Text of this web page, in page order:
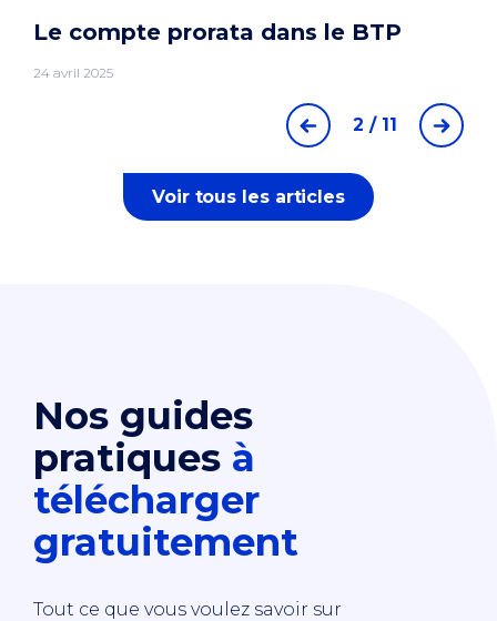
2 / 11
Le compte prorata dans le BTP
24 avril 2025
Voir tous les articles
Nos guides
pratiques à
télécharger
gratuitement
Tout ce que vous voulez savoir sur